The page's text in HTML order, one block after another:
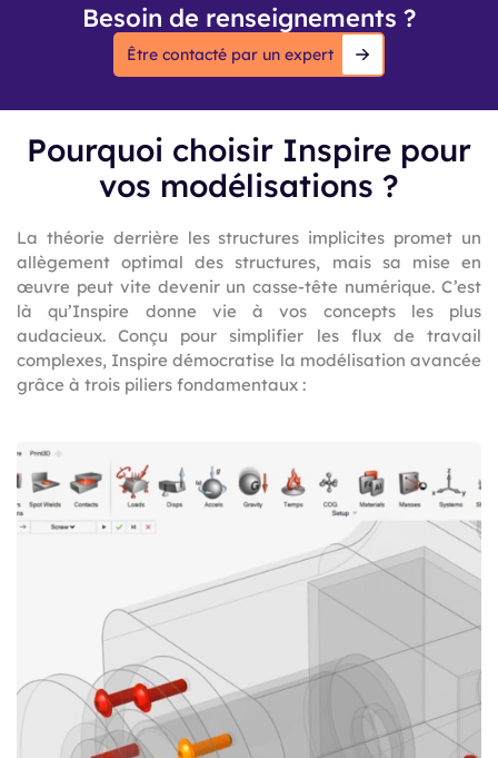
Besoin de renseignements ?
Être contacté par un expert
Pourquoi choisir Inspire pour
vos modélisations ?
La théorie derrière les structures implicites promet un
allègement optimal des structures, mais sa mise en
œuvre peut vite devenir un casse-tête numérique. C’est
là qu’Inspire donne vie à vos concepts les plus
audacieux. Conçu pour simplifier les flux de travail
complexes, Inspire démocratise la modélisation avancée
grâce à trois piliers fondamentaux :